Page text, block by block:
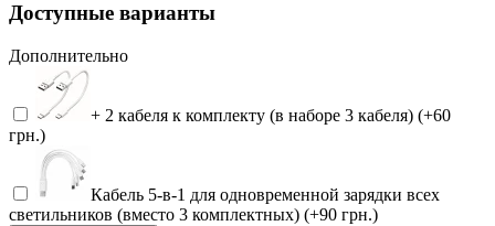
Доступные варианты
Дополнительно
+ 2 кабеля к комплекту (в наборе 3 кабеля) (+60
грн.)
Кабель 5-в-1 для одновременной зарядки всех
светильников (вместо 3 комплектных) (+90 грн.)